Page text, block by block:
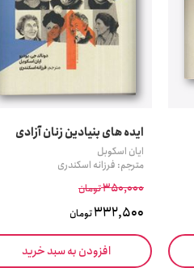
ایده های بنیادین زنان آزادی
ایان اسکوبل
مترجم: فرزانه اسکندری
350,000تومان
332,500تومان
افزودن به سبد خرید